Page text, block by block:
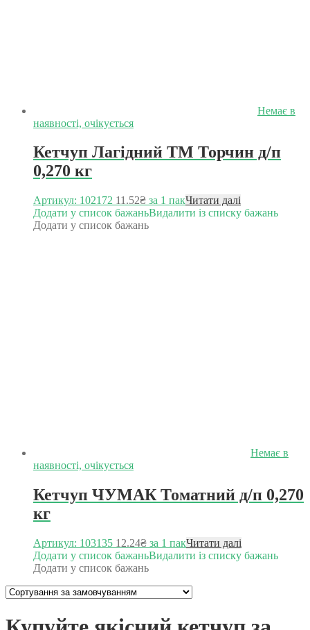
Немає в
наявності, очікується
Кетчуп Лагідний ТМ Торчин д/п
0,270 кг
Артикул: 102172 11.52₴ за 1 пакЧитати далі
Додати у список бажаньВидалити із списку бажань
Додати у список бажань
Немає в
наявності, очікується
Кетчуп ЧУМАК Томатний д/п 0,270
кг
Артикул: 103135 12.24₴ за 1 пакЧитати далі
Додати у список бажаньВидалити із списку бажань
Додати у список бажань